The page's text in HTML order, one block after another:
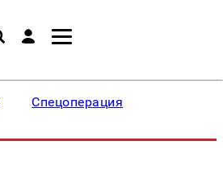
Спецоперация